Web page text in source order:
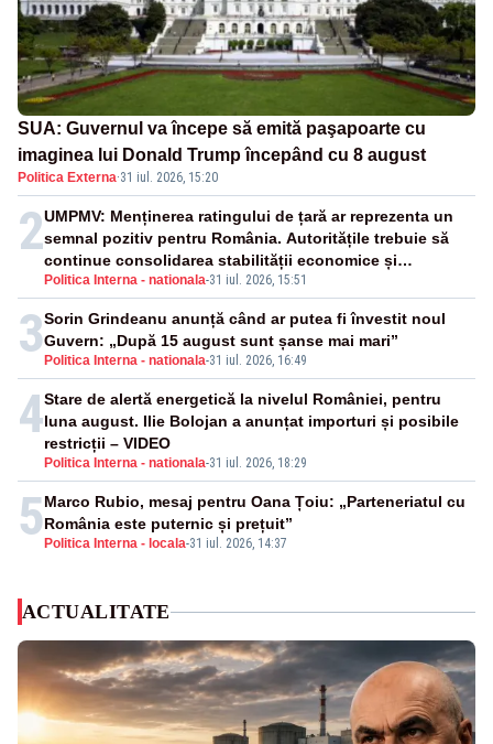
SUA: Guvernul va începe să emită paşapoarte cu
imaginea lui Donald Trump începând cu 8 august
Politica Externa·31 iul. 2026, 15:20
2
Politica Interna - nationala-31 iul. 2026, 15:51
UMPMV: Menținerea ratingului de țară ar reprezenta un
semnal pozitiv pentru România. Autoritățile trebuie să
continue consolidarea stabilității economice și
financiare
3 Politica Interna - nationala-31 iul. 2026, 16:49
Sorin Grindeanu anunță când ar putea fi învestit noul
Guvern: „După 15 august sunt șanse mai mari”
4
Politica Interna - nationala-31 iul. 2026, 18:29
Stare de alertă energetică la nivelul României, pentru
luna august. Ilie Bolojan a anunțat importuri și posibile
restricții – VIDEO
5 Politica Interna - locala-31 iul. 2026, 14:37
Marco Rubio, mesaj pentru Oana Țoiu: „Parteneriatul cu
România este puternic și prețuit”
ACTUALITATE